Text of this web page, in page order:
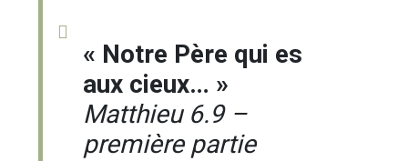
« Notre Père qui es
aux cieux… »
Matthieu 6.9 –
première partie